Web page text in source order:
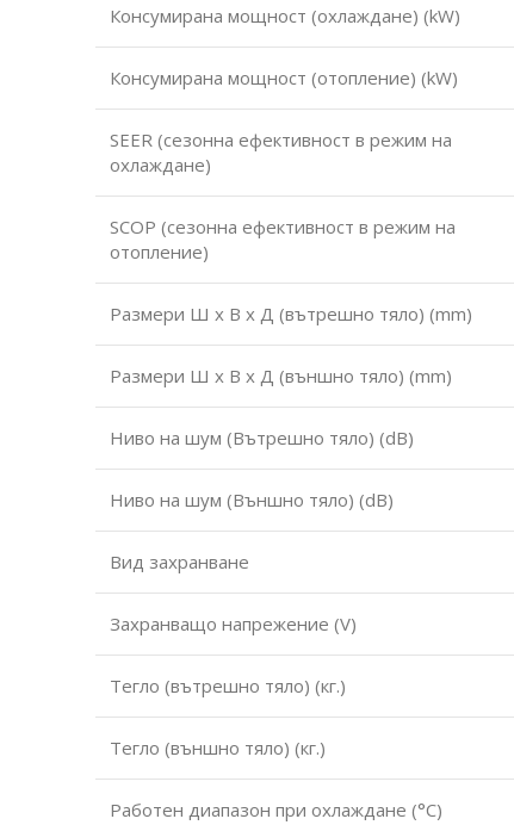
Консумирана мощност (охлаждане) (kW)
Консумирана мощност (отопление) (kW)
SEER (сезонна ефективност в режим на
охлаждане)
SCOP (сезонна ефективност в режим на
отопление)
Размери Ш х В х Д (вътрешно тяло) (mm)
Размери Ш х В х Д (външно тяло) (mm)
Ниво на шум (Вътрешно тяло) (dB)
Ниво на шум (Външно тяло) (dB)
Вид захранване
Захранващо напрежение (V)
Тегло (вътрешно тяло) (кг.)
Тегло (външно тяло) (кг.)
Работен диапазон при охлаждане (°С)